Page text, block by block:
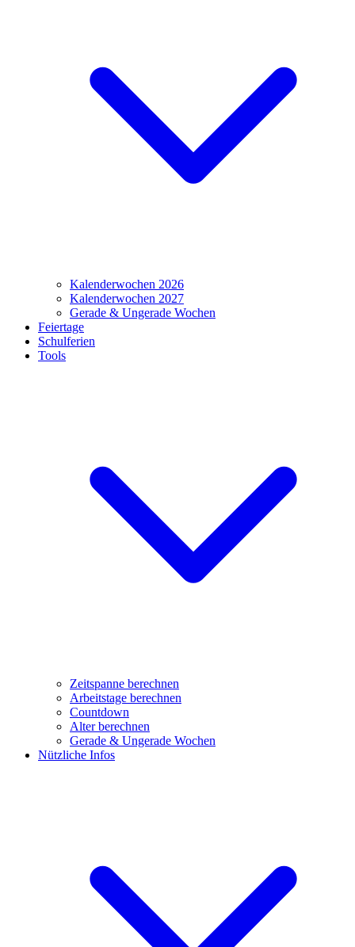
Kalenderwochen 2026
Kalenderwochen 2027
Gerade & Ungerade Wochen
Feiertage
Schulferien
Tools
Zeitspanne berechnen
Arbeitstage berechnen
Countdown
Alter berechnen
Gerade & Ungerade Wochen
Nützliche Infos